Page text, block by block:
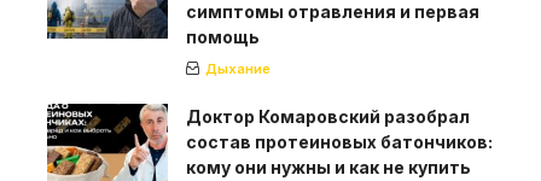
симптомы отравления и первая
помощь
Дыхание
Доктор Комаровский разобрал
состав протеиновых батончиков:
кому они нужны и как не купить